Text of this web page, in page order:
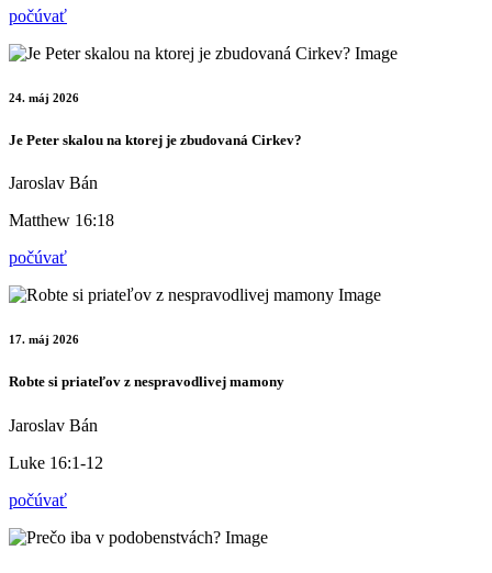
počúvať
24. máj 2026
Je Peter skalou na ktorej je zbudovaná Cirkev?
Jaroslav Bán
Matthew 16:18
počúvať
17. máj 2026
Robte si priateľov z nespravodlivej mamony
Jaroslav Bán
Luke 16:1-12
počúvať